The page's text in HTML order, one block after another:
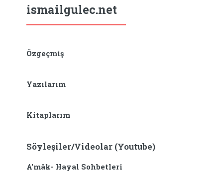
ismailgulec.net
Özgeçmiş
Yazılarım
Kitaplarım
Söyleşiler/Videolar (Youtube)
A'mâk- Hayal Sohbetleri